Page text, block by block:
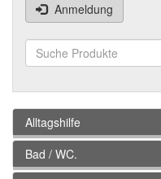
Anmeldung
Suchen
Alltagshilfe
Bad / WC.